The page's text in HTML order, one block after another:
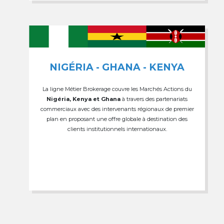
NIGÉRIA - GHANA - KENYA
La ligne Métier Brokerage couvre les Marchés Actions du
Nigéria, Kenya et Ghana à travers des partenariats
commerciaux avec des intervenants régionaux de premier
plan en proposant une offre globale à destination des
clients institutionnels internationaux.